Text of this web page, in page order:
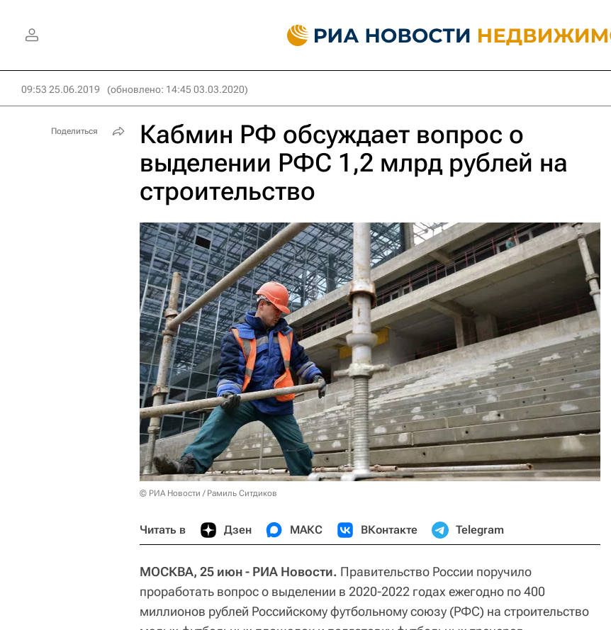
09:53 25.06.2019 (обновлено: 14:45 03.03.2020)
Кабмин РФ обсуждает вопрос о
выделении РФС 1,2 млрд рублей на
строительство
© РИА Новости / Рамиль Ситдиков
Читать в Дзен МАКС ВКонтакте Telegram
МОСКВА, 25 июн - РИА Новости. Правительство России поручило
проработать вопрос о выделении в 2020-2022 годах ежегодно по 400
миллионов рублей Российскому футбольному союзу (РФС) на строительство
Поделиться